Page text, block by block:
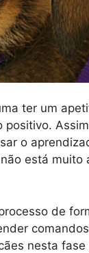
ter um
o
está muito
de
nesta fase